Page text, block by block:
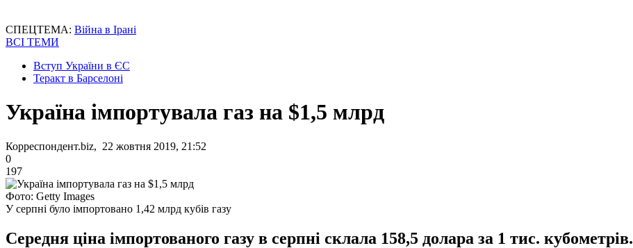
СПЕЦТЕМА: Війна в Ірані
ВСІ ТЕМИ
Вступ України в ЄС
Теракт в Барселоні
Україна імпортувала газ на $1,5 млрд
Корреспондент.biz, 22 жовтня 2019, 21:52
0
197
Фото: Getty Images
У серпні було імпортовано 1,42 млрд кубів газу
Середня ціна імпортованого газу в серпні склала 158,5 долара за 1 тис. кубометрів.